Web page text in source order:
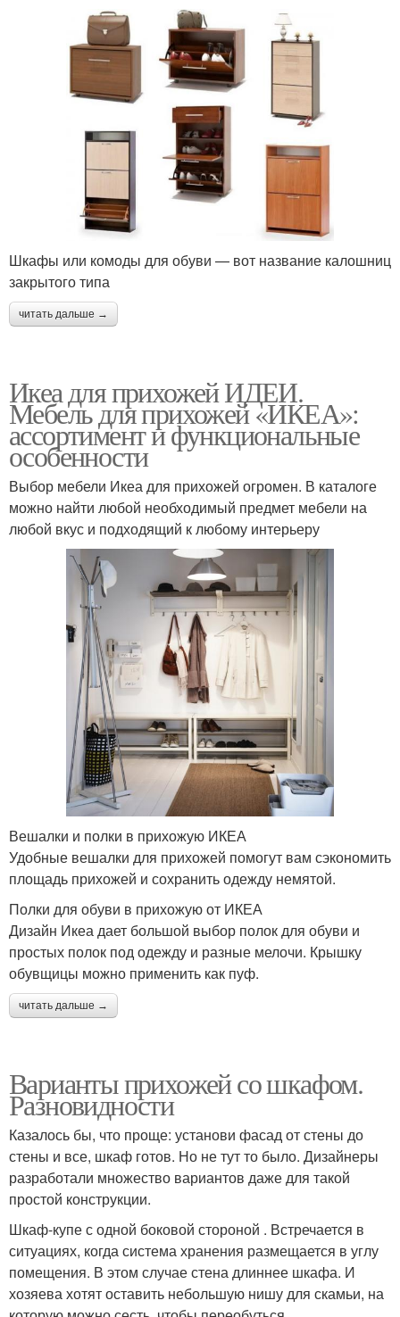
Шкафы или комоды для обуви — вот название калошниц
закрытого типа
читать дальше →
Икеа для прихожей ИДЕИ.
Мебель для прихожей «ИКЕА»:
ассортимент и функциональные
особенности
Выбор мебели Икеа для прихожей огромен. В каталоге
можно найти любой необходимый предмет мебели на
любой вкус и подходящий к любому интерьеру
Вешалки и полки в прихожую ИКЕА
Удобные вешалки для прихожей помогут вам сэкономить
площадь прихожей и сохранить одежду немятой.
Полки для обуви в прихожую от ИКЕА
Дизайн Икеа дает большой выбор полок для обуви и
простых полок под одежду и разные мелочи. Крышку
обувщицы можно применить как пуф.
читать дальше →
Варианты прихожей со шкафом.
Разновидности
Казалось бы, что проще: установи фасад от стены до
стены и все, шкаф готов. Но не тут то было. Дизайнеры
разработали множество вариантов даже для такой
простой конструкции.
Шкаф-купе с одной боковой стороной . Встречается в
ситуациях, когда система хранения размещается в углу
помещения. В этом случае стена длиннее шкафа. И
хозяева хотят оставить небольшую нишу для скамьи, на